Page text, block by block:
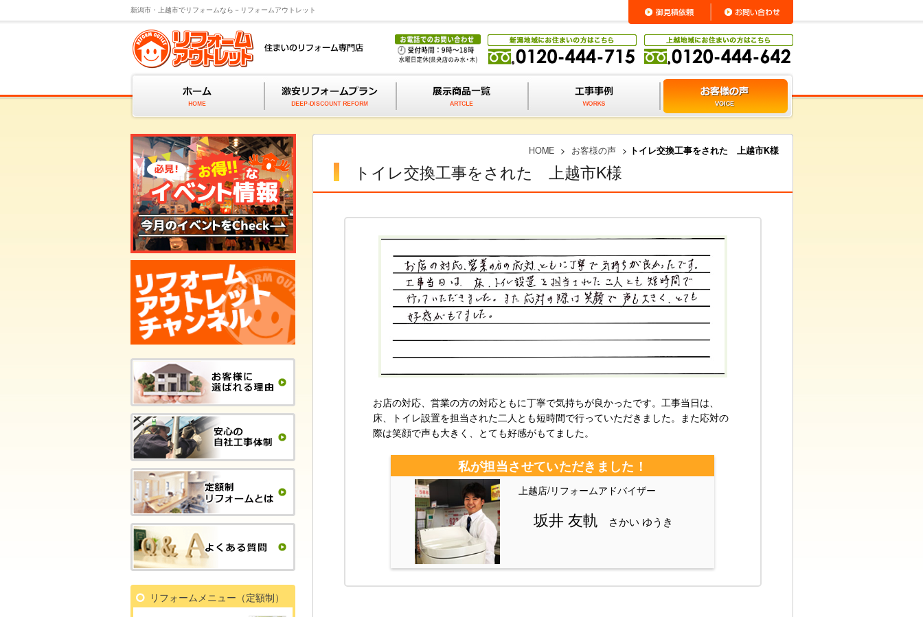
新潟市・上越市でリフォームなら－リフォームアウトレット
HOME > お客様の声 > トイレ交換工事をされた 上越市K様
トイレ交換工事をされた 上越市K様
お店の対応、営業の方の対応ともに丁寧で気持ちが良かったです。工事当日は、
床、トイレ設置を担当された二人とも短時間で行っていただきました。また応対の
際は笑顔で声も大きく、とても好感がもてました。
私が担当させていただきました！
上越店/リフォームアドバイザー
坂井 友軌 さかい ゆうき
リフォームメニュー（定額制）